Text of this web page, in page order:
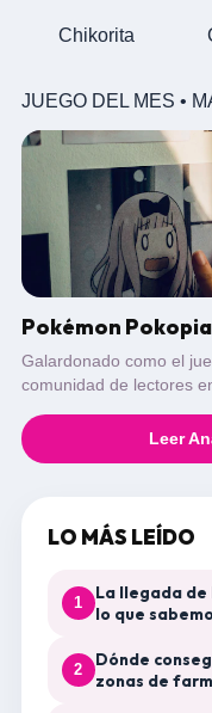
Chikorita
JUEGO DEL MES •
Pokémon Pokopia
Galardonado como el
comunidad de lectores
Leer
LO MÁS LEÍDO
1
La llegada de
lo que
2
Dónde
zonas de